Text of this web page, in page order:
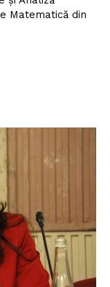
Matematică din